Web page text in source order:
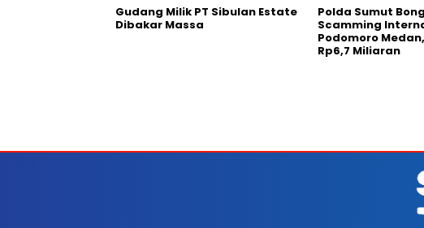
Gudang Milik PT Sibulan Estate
Dibakar Massa
Polda Sumut
Scamming
Podomoro
Rp6,7 Miliaran